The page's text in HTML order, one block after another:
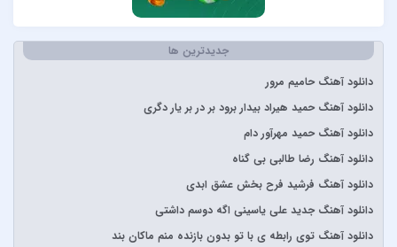
آرتا و آرون
آرتا و پارسالیپ
آرش AP
آرش و ساسی
آرمان گرشاسبی
آرمین زارعی
آرون افشار
آصف آریا
جدیدترین ها
دانلود آهنگ حامیم مرور
دانلود آهنگ حمید هیراد بیدار برود بر در بر یار دگری
دانلود آهنگ حمید مهرآور دام
دانلود آهنگ رضا طالبی بی گناه
دانلود آهنگ فرشید فرح بخش عشق ابدی
دانلود آهنگ جدید علی یاسینی اگه دوسم داشتی
دانلود آهنگ توی رابطه ی با تو بدون بازنده منم ماکان بند